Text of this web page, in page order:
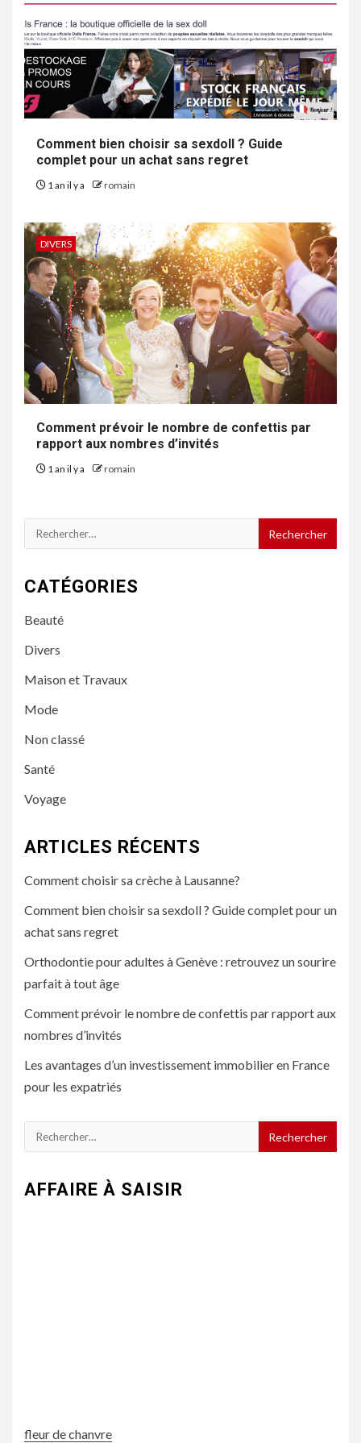
Comment bien choisir sa sexdoll ? Guide
complet pour un achat sans regret
1 an il y a romain
DIVERS
Comment prévoir le nombre de confettis par
rapport aux nombres d’invités
1 an il y a romain
Rechercher :
CATÉGORIES
Beauté
Divers
Maison et Travaux
Mode
Non classé
Santé
Voyage
ARTICLES RÉCENTS
Comment choisir sa crèche à Lausanne?
Comment bien choisir sa sexdoll ? Guide complet pour un
achat sans regret
Orthodontie pour adultes à Genève : retrouvez un sourire
parfait à tout âge
Comment prévoir le nombre de confettis par rapport aux
nombres d’invités
Les avantages d’un investissement immobilier en France
pour les expatriés
Rechercher :
AFFAIRE À SAISIR
fleur de chanvre